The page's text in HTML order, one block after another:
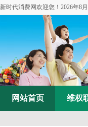
新时代消费网欢迎您！ 2026年8
网站首页 维权